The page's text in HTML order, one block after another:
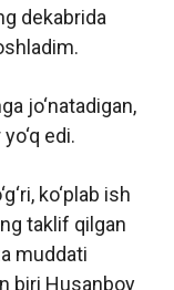
dekabrida
jo‘natadigan,
edi.
ko‘plab ish
taklif qilgan
muddati
biri Husanboy